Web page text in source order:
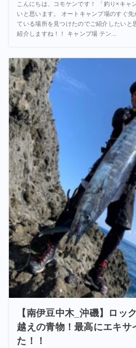
こんにちは、コモケンです！ 「釣り×キャ
いと思います。 オートキャンプ場のすぐ
ている場所を見つけたのでご紹介したいと
紹介しますね！！ キャンプ場 テン...
【南伊豆中木_沖磯】ロッ
越えの青物！最高にエキサ
た！！